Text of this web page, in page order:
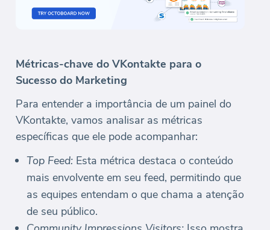
Métricas-chave do VKontakte para o
Sucesso do Marketing
Para entender a importância de um painel do
VKontakte, vamos analisar as métricas
específicas que ele pode acompanhar:
Top Feed: Esta métrica destaca o conteúdo
mais envolvente em seu feed, permitindo que
as equipes entendam o que chama a atenção
de seu público.